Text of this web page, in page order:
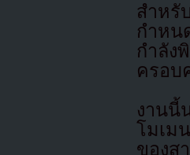
สำห
กำหน
กำลัง
ครอบ
งานนี้
โมเม
ของส